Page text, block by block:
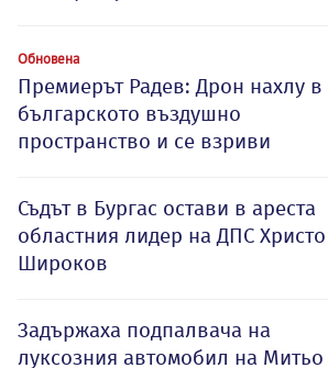
Обновена
Премиерът Радев: Дрон нахлу в
българското въздушно
пространство и се взриви
Съдът в Бургас остави в ареста
областния лидер на ДПС Христо
Широков
Задържаха подпалвача на
луксозния автомобил на Митьо